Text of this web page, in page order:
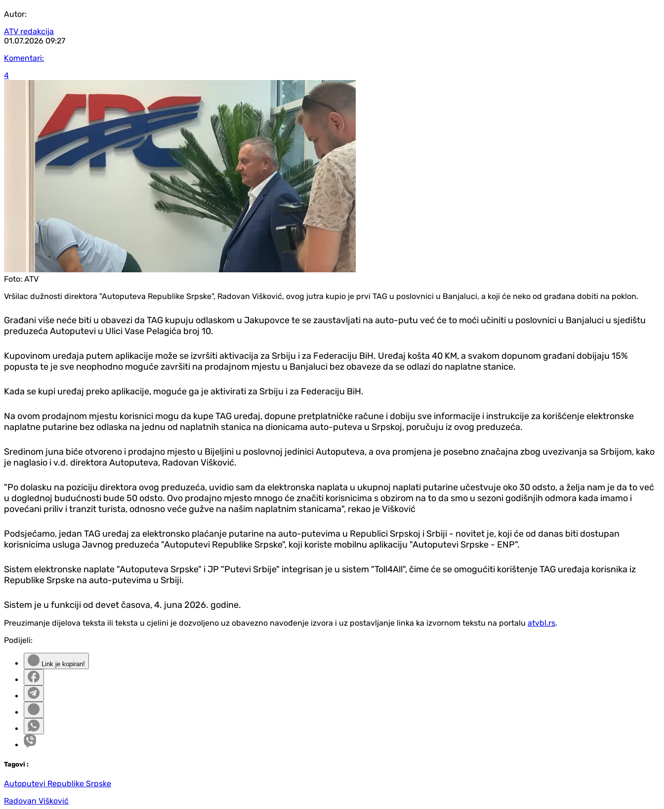
Autor:
ATV redakcija
01.07.2026 09:27
Komentari:
4
Foto: ATV
Vršilac dužnosti direktora "Autoputeva Republike Srpske", Radovan Višković, ovog jutra kupio je prvi TAG u poslovnici u Banjaluci, a koji će neko od građana dobiti na poklon.
Građani više neće biti u obavezi da TAG kupuju odlaskom u Jakupovce te se zaustavljati na auto-putu već će to moći učiniti u poslovnici u Banjaluci u sjedištu
preduzeća Autoputevi u Ulici Vase Pelagića broj 10.
Kupovinom uređaja putem aplikacije može se izvršiti aktivacija za Srbiju i za Federaciju BiH. Uređaj košta 40 KM, a svakom dopunom građani dobijaju 15%
popusta te je sve neophodno moguće završiti na prodajnom mjestu u Banjaluci bez obaveze da se odlazi do naplatne stanice.
Kada se kupi uređaj preko aplikacije, moguće ga je aktivirati za Srbiju i za Federaciju BiH.
Na ovom prodajnom mjestu korisnici mogu da kupe TAG uređaj, dopune pretplatničke račune i dobiju sve informacije i instrukcije za korišćenje elektronske
naplatne putarine bez odlaska na jednu od naplatnih stanica na dionicama auto-puteva u Srpskoj, poručuju iz ovog preduzeća.
Sredinom juna biće otvoreno i prodajno mjesto u Bijeljini u poslovnoj jedinici Autoputeva, a ova promjena je posebno značajna zbog uvezivanja sa Srbijom, kako
je naglasio i v.d. direktora Autoputeva, Radovan Višković.
"Po dolasku na poziciju direktora ovog preduzeća, uvidio sam da elektronska naplata u ukupnoj naplati putarine učestvuje oko 30 odsto, a želja nam je da to već
u doglednoj budućnosti bude 50 odsto. Ovo prodajno mjesto mnogo će značiti korisnicima s obzirom na to da smo u sezoni godišnjih odmora kada imamo i
povećani priliv i tranzit turista, odnosno veće gužve na našim naplatnim stanicama", rekao je Višković
Podsjećamo, jedan TAG uređaj za elektronsko plaćanje putarine na auto-putevima u Republici Srpskoj i Srbiji - novitet je, koji će od danas biti dostupan
korisnicima usluga Javnog preduzeća "Autoputevi Republike Srpske", koji koriste mobilnu aplikaciju "Autoputevi Srpske - ENP".
Sistem elektronske naplate "Autoputeva Srpske" i JP "Putevi Srbije" integrisan je u sistem "Toll4All", čime će se omogućiti korištenje TAG uređaja korisnika iz
Republike Srpske na auto-putevima u Srbiji.
Sistem je u funkciji od devet časova, 4. juna 2026. godine.
Preuzimanje dijelova teksta ili teksta u cjelini je dozvoljeno uz obavezno navođenje izvora i uz postavljanje linka ka izvornom tekstu na portalu atvbl.rs.
Podijeli:
Link je kopiran!
Tagovi :
Autoputevi Republike Srpske
Radovan Višković